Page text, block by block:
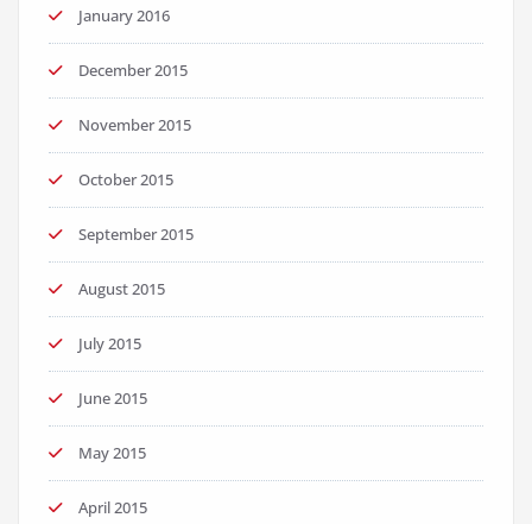
January 2016
December 2015
November 2015
October 2015
September 2015
August 2015
July 2015
June 2015
May 2015
April 2015